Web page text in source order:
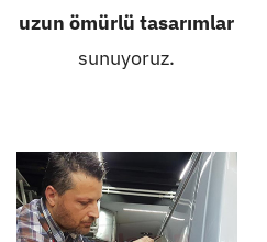
uzun ömürlü tasarımlar
sunuyoruz.